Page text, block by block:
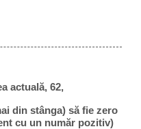
actuală, 62,
din stânga) să fie zero
cu un număr pozitiv)